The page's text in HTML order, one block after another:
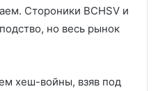
Стороники BCHSV и
но весь рынок
хеш-войны, взяв под